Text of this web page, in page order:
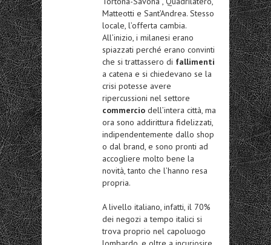
Matteotti e Sant’Andrea. Stesso
locale, l’offerta cambia.
All’inizio, i milanesi erano
spiazzati perché erano convinti
che si trattassero di fallimenti
a catena e si chiedevano se la
crisi potesse avere
ripercussioni nel settore
commercio dell’intera città, ma
ora sono addirittura fidelizzati,
indipendentemente dallo shop
o dal brand, e sono pronti ad
accogliere molto bene la
novità, tanto che l’hanno resa
propria.
A livello italiano, infatti, il 70%
dei negozi a tempo italici si
trova proprio nel capoluogo